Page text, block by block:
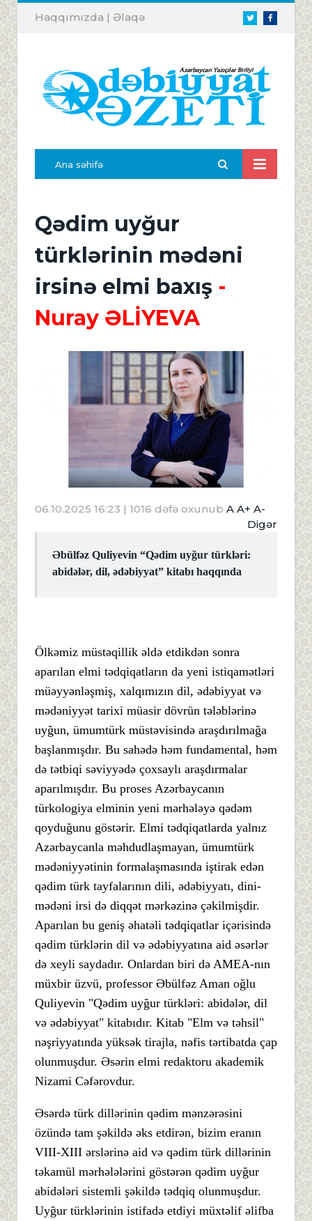
TwitterFacebook
Haqqımızda | Əlaqə
Ana səhifə
Qədim uyğur
türklərinin mədəni
irsinə elmi baxış -
Nuray ƏLİYEVA
06.10.2025 16:23 | 1016 dəfə oxunub A A+ A-
Digər
Əbülfəz Quliyevin “Qədim uyğur türkləri:
abidələr, dil, ədəbiyyat” kitabı haqqında
Ölkəmiz müstəqillik əldə etdikdən sonra
aparılan elmi tədqiqatların da yeni istiqamətləri
müəyyənləşmiş, xalqımızın dil, ədəbiyyat və
mədəniyyət tarixi müasir dövrün tələblərinə
uyğun, ümumtürk müstəvisində araşdırılmağa
başlanmışdır. Bu sahədə həm fundamental, həm
də tətbiqi səviyyədə çoxsaylı araşdırmalar
aparılmışdır. Bu proses Azərbaycanın
türkologiya elminin yeni mərhələyə qədəm
qoyduğunu göstərir. Elmi tədqiqatlarda yalnız
Azərbaycanla məhdudlaşmayan, ümumtürk
mədəniyyətinin formalaşmasında iştirak edən
qədim türk tayfalarının dili, ədəbiyyatı, dini-
mədəni irsi də diqqət mərkəzinə çəkilmişdir.
Aparılan bu geniş əhatəli tədqiqatlar içərisində
qədim türklərin dil və ədəbiyyatına aid əsərlər
də xeyli saydadır. Onlardan biri də AMEA-nın
müxbir üzvü, professor Əbülfəz Aman oğlu
Quliyevin "Qədim uyğur türkləri: abidələr, dil
və ədəbiyyat" kitabıdır. Kitab "Elm və təhsil"
nəşriyyatında yüksək tirajla, nəfis tərtibatda çap
olunmuşdur. Əsərin elmi redaktoru akademik
Nizami Cəfərovdur.
Əsərdə türk dillərinin qədim mənzərəsini
özündə tam şəkildə əks etdirən, bizim eranın
VIII-XIII ərslərinə aid və qədim türk dillərinin
təkamül mərhələlərini göstərən qədim uyğur
abidələri sistemli şəkildə tədqiq olunmuşdur.
Uyğur türklərinin istifadə etdiyi müxtəlif əlifba